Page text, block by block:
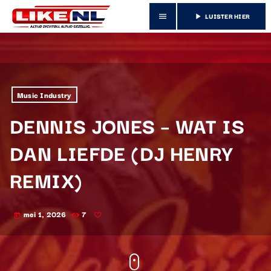
menu play_arrow LUISTER HIER
Music Industry
DENNIS JONES – WAT IS
DAN LIEFDE (DJ HENRY
REMIX)
today mei 1, 2026 7